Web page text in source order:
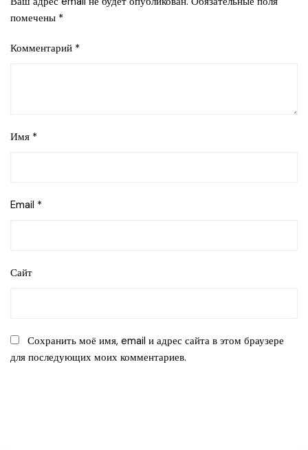
помечены *
Комментарий *
Имя *
Email *
Сайт
Сохранить моё имя, email и адрес сайта в этом браузере
для последующих моих комментариев.